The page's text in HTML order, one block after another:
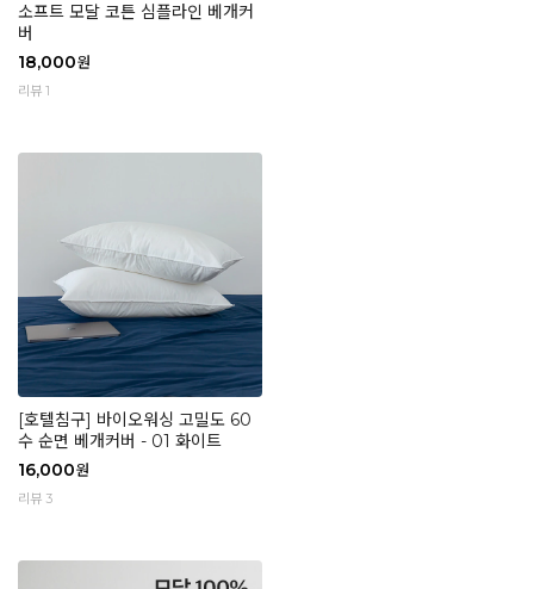
소프트 모달 코튼 심플라인 베개커
버
18,000원
리뷰 1
[호텔침구] 바이오워싱 고밀도 60
수 순면 베개커버 - 01 화이트
16,000원
리뷰 3